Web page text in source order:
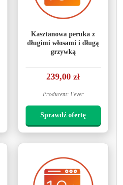
Kasztanowa peruka z
długimi włosami i długą
grzywką
239,00 zł
Producent: Fever
Sprawdź ofertę